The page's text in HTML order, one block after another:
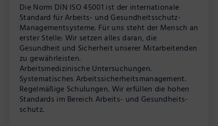
Qualität und Sicherheit – nach DIN EN ISO 9001.
Bei uns sind Schulungen, egal ob intern oder
extern, ein Teil unseres Qualitätsversprechens. Alle
Mitarbeiter, die Flurfahrzeuge, Hebebühnen oder
Kräne bedienen, verfügen über eine entsprechende
Qualifikation nach den gesetzlichen Richtlinien.
An Ihren Projekten arbeitet ausschließlich
geschultes Fachpersonal, das für anspruchsvolle
Arbeiten unter Spannung ausgebildet ist. Dafür
steht unsere Zertifizierung – dafür steht unser
Die Norm DIN ISO 45001 ist der internationale
Standard für Arbeits- und Gesundheits­schutz-
Management­systeme. Für uns steht der Mensch an
erster Stelle: Wir setzen alles daran, die
Gesundheit und Sicherheit unserer Mitarbeitenden
zu gewährleisten.
Arbeits­medizinische Untersuchungen.
Systematisches Arbeits­sicherheitsmanagement.
Regelmäßige Schulungen. Wir erfüllen die hohen
Standards im Bereich Arbeits- und Gesundheits­
schutz.